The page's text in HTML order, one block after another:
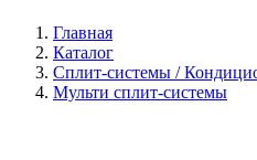
Главная
Каталог
Сплит-системы /
Мульти сплит-системы